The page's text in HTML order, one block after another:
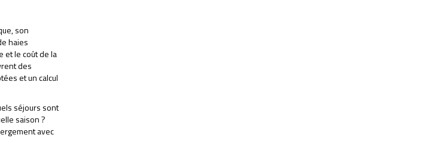
son
haies
et le coût de la
des
et un calcul
séjours sont
saison ?
avec